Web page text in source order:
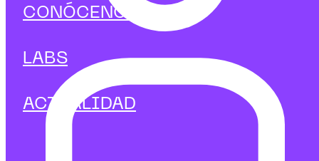
CONÓCENOS
LABS
ACTUALIDAD
Curso en Creación, lanzamiento y
venta de una FinTech
Crea, lanza y escala tu startup fintech de
a fin con metodología